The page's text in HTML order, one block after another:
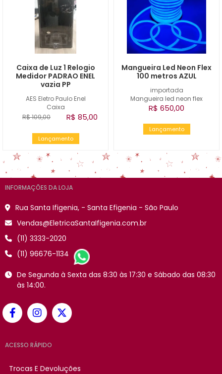
AES Eletro Paulo Enel
Caixa
Caixa de Luz 1 Relogio
Medidor PADRAO ENEL
vazia PP
R$ 109,00 R$ 85,00
Lançamento
importada
Mangueira led neon flex
Mangueira Led Neon Flex
100 metros AZUL
R$ 650,00
Lançamento
INFORMAÇÕES DA LOJA
Rua Santa Ifigenia, - Santa Efigenia - São Paulo
Vendas@EletricaSantaIfigenia.com.br
(11) 3333-2020
(11) 96676-1134
De Segunda à Sexta das 8:30 às 17:30 e Sábado das 08:30
às 14:00.
ACESSO RÁPIDO
Trocas E Devoluções